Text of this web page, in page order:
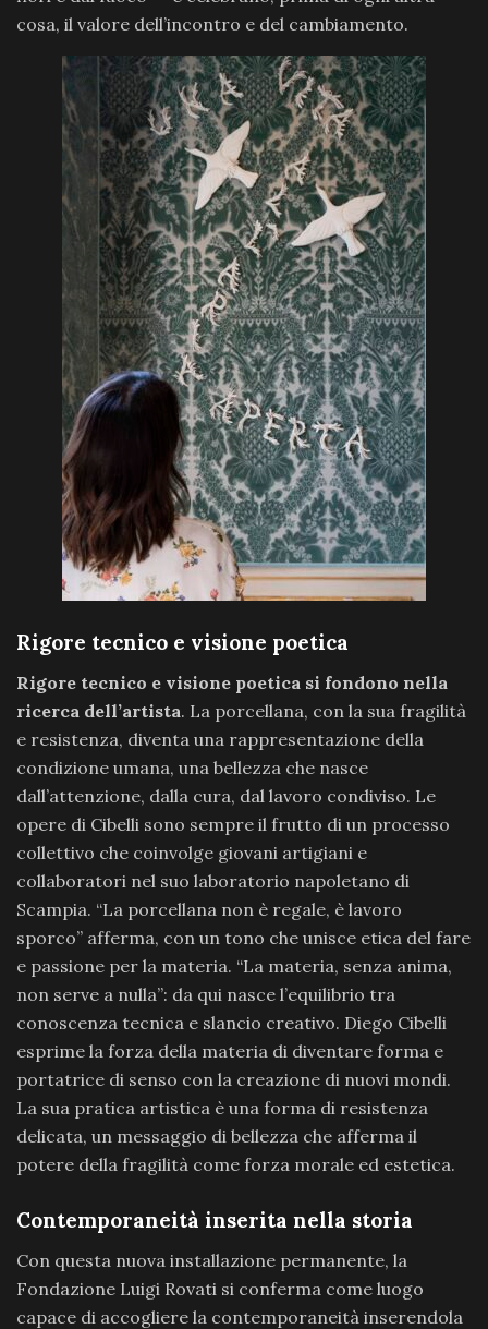
cosa, il valore dell’incontro e del cambiamento.
Rigore tecnico e visione poetica
Rigore tecnico e visione poetica si fondono nella
ricerca dell’artista. La porcellana, con la sua fragilità
e resistenza, diventa una rappresentazione della
condizione umana, una bellezza che nasce
dall’attenzione, dalla cura, dal lavoro condiviso. Le
opere di Cibelli sono sempre il frutto di un processo
collettivo che coinvolge giovani artigiani e
collaboratori nel suo laboratorio napoletano di
Scampia. “La porcellana non è regale, è lavoro
sporco” afferma, con un tono che unisce etica del fare
e passione per la materia. “La materia, senza anima,
non serve a nulla”: da qui nasce l’equilibrio tra
conoscenza tecnica e slancio creativo. Diego Cibelli
esprime la forza della materia di diventare forma e
portatrice di senso con la creazione di nuovi mondi.
La sua pratica artistica è una forma di resistenza
delicata, un messaggio di bellezza che afferma il
potere della fragilità come forza morale ed estetica.
Contemporaneità inserita nella storia
Con questa nuova installazione permanente, la
Fondazione Luigi Rovati si conferma come luogo
capace di accogliere la contemporaneità inserendola